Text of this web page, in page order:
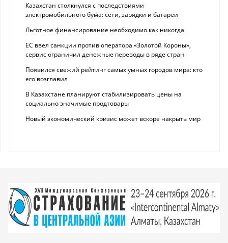
Казахстан столкнулся с последствиями
электромобильного бума: сети, зарядки и батареи
Льготное финансирование необходимо как никогда
ЕС ввел санкции против оператора «Золотой Короны»,
сервис ограничил денежные переводы в ряде стран
Появился свежий рейтинг самых умных городов мира: кто
его возглавил
В Казахстане планируют стабилизировать цены на
социально значимые продтовары
Новый экономический кризис может вскоре накрыть мир